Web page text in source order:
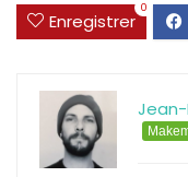
Enregistrer
0